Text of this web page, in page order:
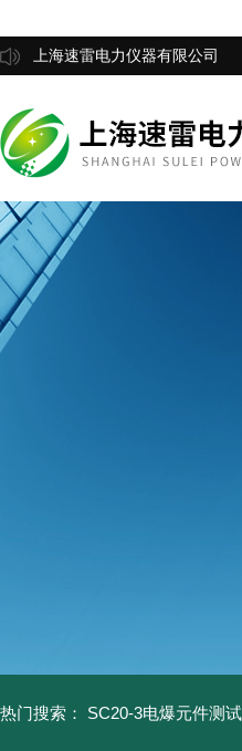
上海速雷电力仪器有限公司
热门搜索： SC20-3电爆元件测